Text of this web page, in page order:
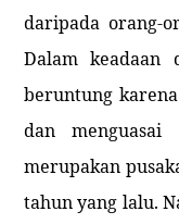
daripada orang-
Dalam keadaan
beruntung
dan menguasai
merupakan
tahun yang lalu.